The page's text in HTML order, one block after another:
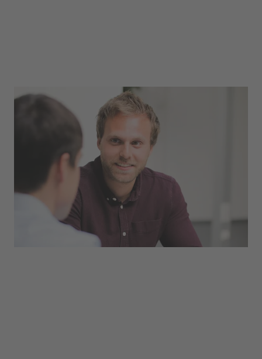
Einkauf
Den Überblick über Produktionsmaterialien,
Betriebsmittel oder Dienstleistungen behalten
die Mitarbeitenden aus dem Einkauf. Sie sind für
die Auswahl geeigneter geschäftlicher Kontakte
zuständig und behalten in Preisverhandlungen
einen kühlen Kopf.